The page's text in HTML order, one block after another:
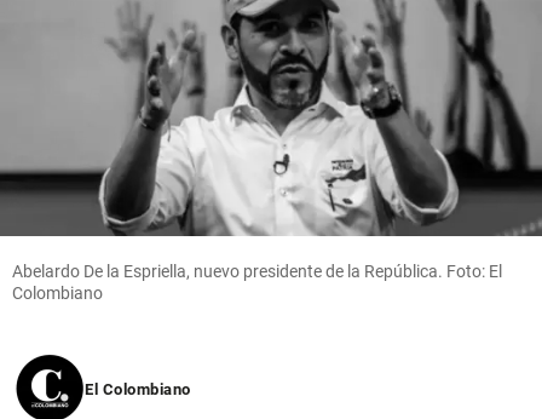
Abelardo De la Espriella, nuevo presidente de la República. Foto: El
Colombiano
El Colombiano